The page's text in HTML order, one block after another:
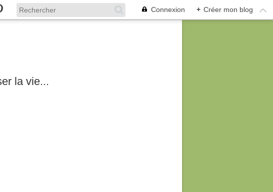
Connexion + Créer mon blog
la vie...